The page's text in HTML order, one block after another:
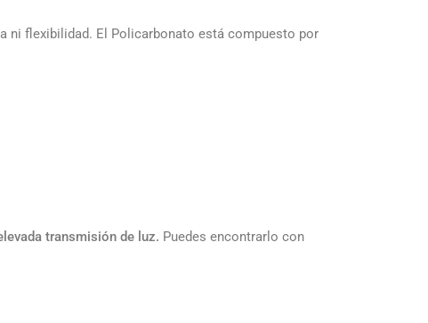
ni flexibilidad. El Policarbonato está compuesto por
transmisión de luz. Puedes encontrarlo con